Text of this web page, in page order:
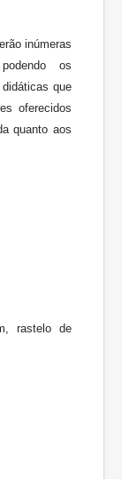
inúmeras
os
que
oferecidos
quanto aos
rastelo de